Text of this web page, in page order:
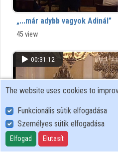
„...már adybb vagyok Adinál”
45 view
00:31:12
The website uses cookies to
Funkcionális sütik elfogadása
Személyes sütik elfogadása
Elfogad Elutasít